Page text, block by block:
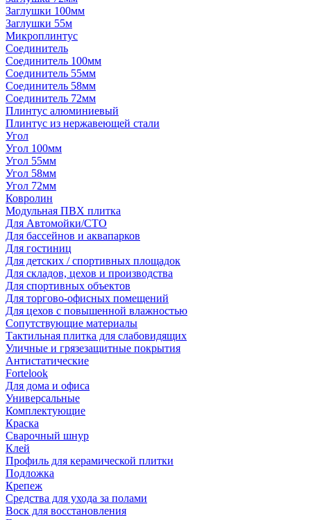
Заглушки 100мм
Заглушки 55м
Микроплинтус
Соединитель
Соединитель 100мм
Соединитель 55мм
Соединитель 58мм
Соединитель 72мм
Плинтус алюминиевый
Плинтус из нержавеющей стали
Угол
Угол 100мм
Угол 55мм
Угол 58мм
Угол 72мм
Ковролин
Модульная ПВХ плитка
Для Автомойки/СТО
Для бассейнов и аквапарков
Для гостиниц
Для детских / спортивных площадок
Для складов, цехов и производства
Для спортивных объектов
Для торгово-офисных помещений
Для цехов с повышенной влажностью
Сопутствующие материалы
Тактильная плитка для слабовидящих
Уличные и грязезащитные покрытия
Антистатические
Fortelook
Для дома и офиса
Универсальные
Комплектующие
Краска
Сварочный шнур
Клей
Профиль для керамической плитки
Подложка
Крепеж
Средства для ухода за полами
Воск для восстановления